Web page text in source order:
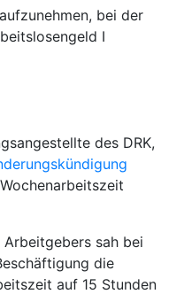
bei der
I
des DRK,
sah bei
die
auf 15 Stunden